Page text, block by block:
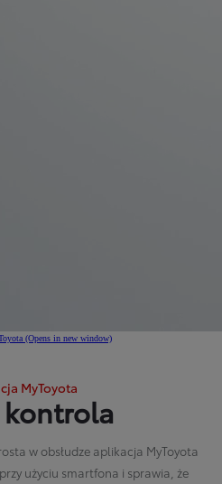
(Opens in new window)
MyToyota
kontrola
w obsłudze aplikacja MyToyota
użyciu smartfona i sprawia, że